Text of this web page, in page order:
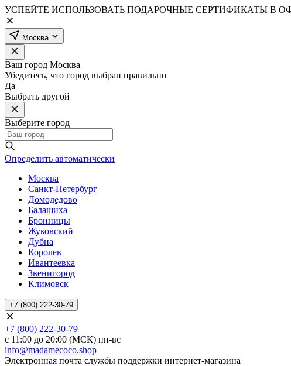
УСПЕЙТЕ ИСПОЛЬЗОВАТЬ ПОДАРОЧНЫЕ СЕРТИФИКАТЫ В
Москва
Ваш город Москва
Убедитесь, что город выбран правильно
Да
Выбрать другой
Выберите город
Определить автоматически
Москва
Санкт-Петербург
Домодедово
Балашиха
Бронницы
Жуковский
Дубна
Королев
Ивантеевка
Звенигород
Климовск
+7 (800) 222-30-79
+7 (800) 222-30-79
с 11:00 до 20:00 (МСК) пн-вс
info@madamecoco.shop
Электронная почта службы поддержки интернет-магазина